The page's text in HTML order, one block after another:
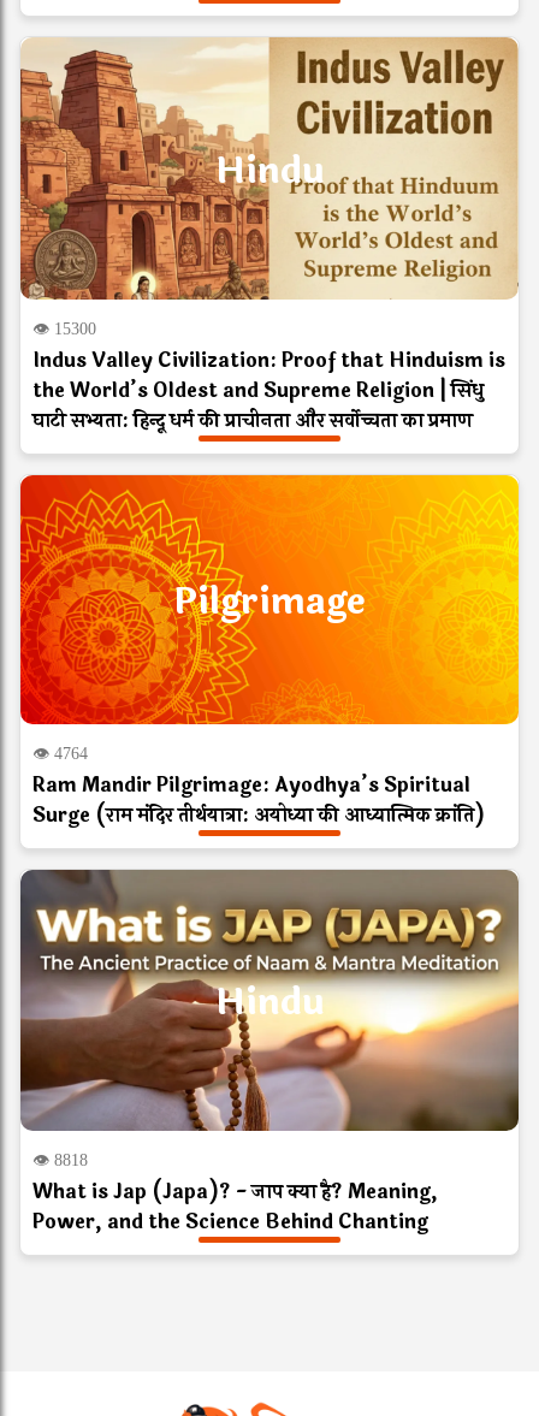
Hindu
👁 15300
Indus Valley Civilization: Proof that Hinduism is
the World’s Oldest and Supreme Religion | सिंधु
घाटी सभ्यता: हिन्दू धर्म की प्राचीनता और सर्वोच्चता का प्रमाण
Pilgrimage
👁 4764
Ram Mandir Pilgrimage: Ayodhya’s Spiritual
Surge (राम मंदिर तीर्थयात्रा: अयोध्या की आध्यात्मिक क्रांति)
Hindu
👁 8818
What is Jap (Japa)? - जाप क्या है? Meaning,
Power, and the Science Behind Chanting